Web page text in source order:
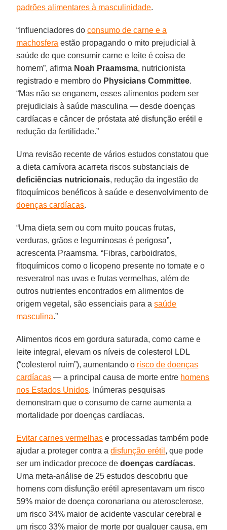
padrões alimentares à masculinidade.
“Influenciadores doconsumo de carne e a
machosfera estão propagando o mito prejudicial à
saúde de que consumir carne e leite é coisa de
homem”, afirma Noah Praamsma, nutricionista
registrado e membro do Physicians Committee.
“Mas não se enganem, esses alimentos podem ser
prejudiciais à saúde masculina — desde doenças
cardíacas e câncer de próstata até disfunção erétil e
redução da fertilidade.”
Uma revisão recente de vários estudos constatou que
a dieta carnívora acarreta riscos substanciais de
deficiências nutricionais, redução da ingestão de
fitoquímicos benéficos à saúde e desenvolvimento de
doenças cardíacas.
“Uma dieta sem ou com muito poucas frutas,
verduras, grãos e leguminosas é perigosa”,
acrescenta Praamsma. “Fibras, carboidratos,
fitoquímicos como o licopeno presente no tomate e o
resveratrol nas uvas e frutas vermelhas, além de
outros nutrientes encontrados em alimentos de
origem vegetal, são essenciais para asaúde
masculina.”
Alimentos ricos em gordura saturada, como carne e
leite integral, elevam os níveis de colesterol LDL
(“colesterol ruim”), aumentando o risco de doenças
cardíacas — a principal causa de morte entre homens
nos Estados Unidos. Inúmeras pesquisas
demonstram que o consumo de carne aumenta a
mortalidade por doenças cardíacas.
Evitar carnes vermelhas e processadas também pode
ajudar a proteger contra adisfunção erétil , que pode
ser um indicador precoce dedoenças cardíacas.
Uma meta-análise de 25 estudos descobriu que
homens com disfunção erétil apresentavam um risco
59% maior de doença coronariana ou aterosclerose,
um risco 34% maior de acidente vascular cerebral e
um risco 33% maior de morte por qualquer causa, em